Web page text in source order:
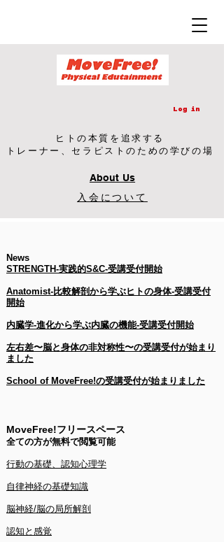
Log in
​ヒトの本質を追求する
​トレーナー、セラピストのための学びの場
About Us
​入会について
News
STRENGTH-実践的S&C-​受講受付開始
Anatomist-比較解剖から学ぶヒトの身体-​受講受付
開始
内臓学-進化から学ぶ内臓の機能-受講受付開始
左右差〜脳と身体の非対称性〜の受講受付が始まり
ました
School of MoveFree!の受講受付が始まりました​​
MoveFree!フリースペース
​全ての方が無料で閲覧可能
行動の基礎、認知心理学
自律神経の基礎知識
​脳神経/脳の局所解剖
認知と感覚